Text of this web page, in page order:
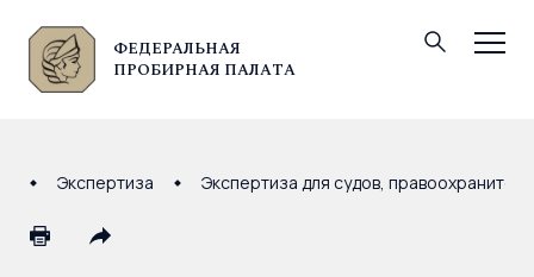
ФЕДЕРАЛЬНАЯ
ПРОБИРНАЯ ПАЛАТА
© Федеральная пробирная палата, 2026
Экспертиза Экспертиза для судов,